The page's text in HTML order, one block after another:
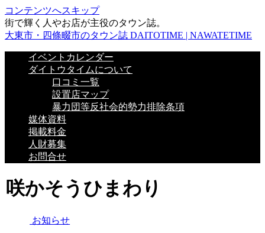
コンテンツへスキップ
街で輝く人やお店が主役のタウン誌。
大東市・四條畷市のタウン誌 DAITOTIME | NAWATETIME
イベントカレンダー
ダイトウタイムについて
口コミ一覧
設置店マップ
暴力団等反社会的勢力排除条項
媒体資料
掲載料金
人財募集
お問合せ
咲かそうひまわり
お知らせ